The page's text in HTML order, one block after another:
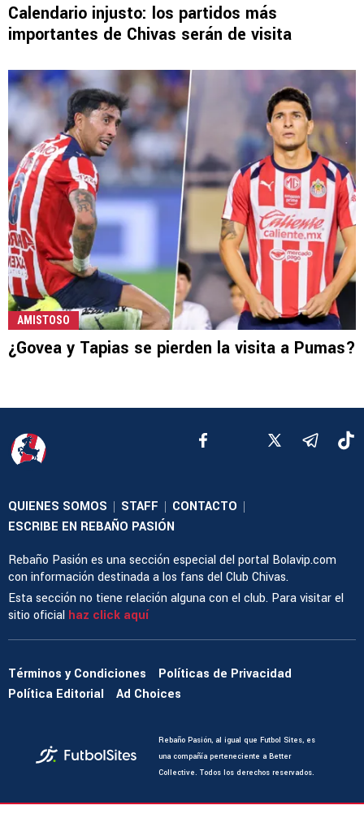
Calendario injusto: los partidos más
importantes de Chivas serán de visita
AMISTOSO
¿Govea y Tapias se pierden la visita a Pumas?
QUIENES SOMOS | STAFF | CONTACTO |
ESCRIBE EN REBAÑO PASIÓN
Rebaño Pasión es una sección especial del portal Bolavip.com
con información destinada a los fans del Club Chivas.
Esta sección no tiene relación alguna con el club. Para visitar el
sitio oficial haz click aquí
Términos y Condiciones
Políticas de Privacidad
Política Editorial
Ad Choices
Rebaño Pasión, al igual que Futbol Sites, es
una compañía perteneciente a Better
Collective. Todos los derechos reservados.